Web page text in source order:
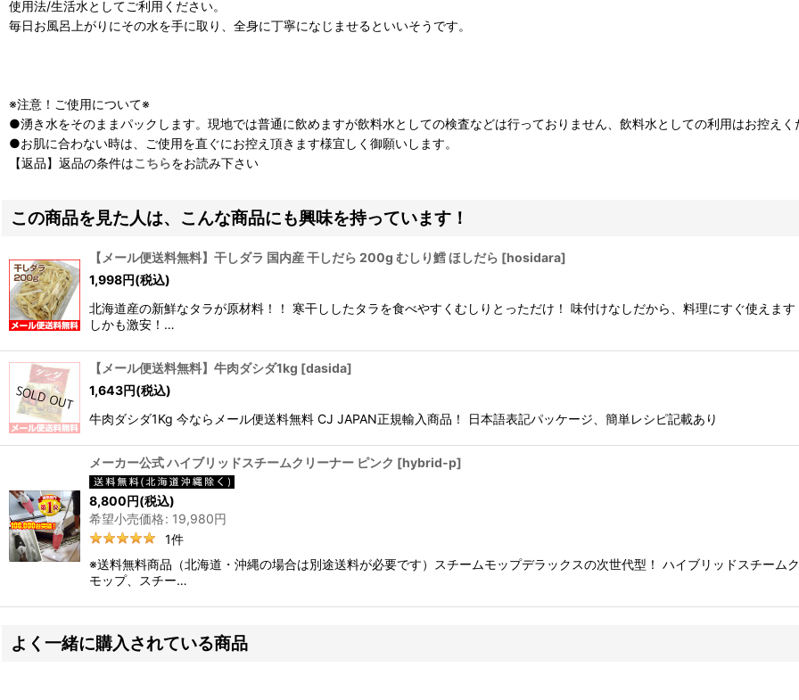
使用法/生活水としてご利用ください。
毎日お風呂上がりにその水を手に取り、全身に丁寧になじませるといいそうです。
※注意！ご使用について※
●湧き水をそのままパックします。現地では普通に飲めますが飲料水としての検査などは行っておりません、飲料水としての利用はお控えく
●お肌に合わない時は、ご使用を直ぐにお控え頂きます様宜しく御願いします。
【返品】返品の条件はこちらをお読み下さい
この商品を見た人は、こんな商品にも興味を持っています！
【メール便送料無料】干しダラ 国内産 干しだら 200g むしり鱈 ほしだら [hosidara]
1,998円(税込)
北海道産の新鮮なタラが原材料！！ 寒干ししたタラを食べやすくむしりとっただけ！ 味付けなしだから、料理にすぐ使えま
しかも激安！…
【メール便送料無料】牛肉ダシダ1kg [dasida]
1,643円(税込)
牛肉ダシダ1Kg 今ならメール便送料無料 CJ JAPAN正規輸入商品！ 日本語表記パッケージ、簡単レシピ記載あり
メーカー公式 ハイブリッドスチームクリーナー ピンク [hybrid-p]
8,800円(税込)
希望小売価格: 19,980円
1件
※送料無料商品（北海道・沖縄の場合は別途送料が必要です）スチームモップデラックスの次世代型！ ハイブリッドスチー
モップ、スチー…
よく一緒に購入されている商品